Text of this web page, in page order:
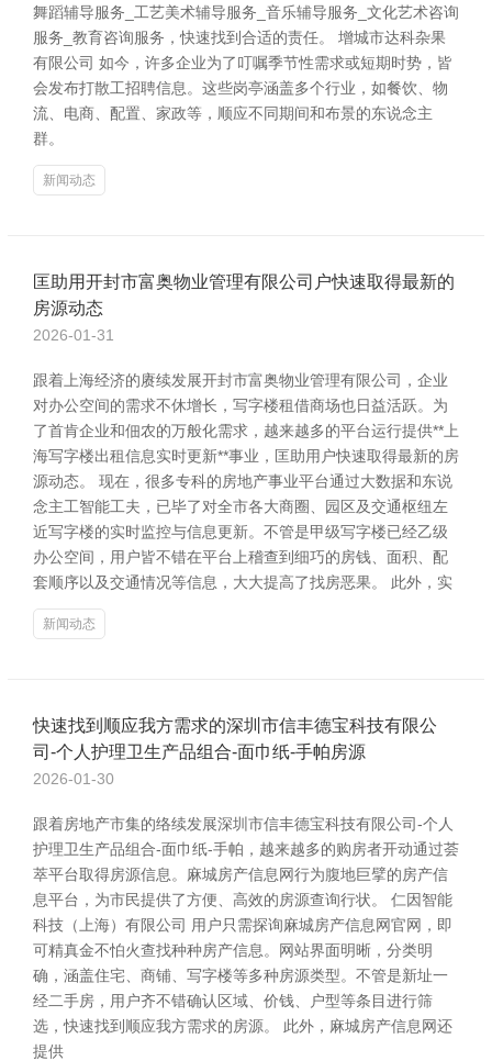
舞蹈辅导服务_工艺美术辅导服务_音乐辅导服务_文化艺术咨询
服务_教育咨询服务，快速找到合适的责任。 增城市达科杂果
有限公司 如今，许多企业为了叮嘱季节性需求或短期时势，皆
会发布打散工招聘信息。这些岗亭涵盖多个行业，如餐饮、物
流、电商、配置、家政等，顺应不同期间和布景的东说念主
群。
新闻动态
匡助用开封市富奥物业管理有限公司户快速取得最新的
房源动态
2026-01-31
跟着上海经济的赓续发展开封市富奥物业管理有限公司，企业
对办公空间的需求不休增长，写字楼租借商场也日益活跃。为
了首肯企业和佃农的万般化需求，越来越多的平台运行提供**上
海写字楼出租信息实时更新**事业，匡助用户快速取得最新的房
源动态。 现在，很多专科的房地产事业平台通过大数据和东说
念主工智能工夫，已毕了对全市各大商圈、园区及交通枢纽左
近写字楼的实时监控与信息更新。不管是甲级写字楼已经乙级
办公空间，用户皆不错在平台上稽查到细巧的房钱、面积、配
套顺序以及交通情况等信息，大大提高了找房恶果。 此外，实
新闻动态
快速找到顺应我方需求的深圳市信丰德宝科技有限公
司-个人护理卫生产品组合-面巾纸-手帕房源
2026-01-30
跟着房地产市集的络续发展深圳市信丰德宝科技有限公司-个人
护理卫生产品组合-面巾纸-手帕，越来越多的购房者开动通过荟
萃平台取得房源信息。麻城房产信息网行为腹地巨擘的房产信
息平台，为市民提供了方便、高效的房源查询行状。 仁因智能
科技（上海）有限公司 用户只需探询麻城房产信息网官网，即
可精真金不怕火查找种种房产信息。网站界面明晰，分类明
确，涵盖住宅、商铺、写字楼等多种房源类型。不管是新址一
经二手房，用户齐不错确认区域、价钱、户型等条目进行筛
选，快速找到顺应我方需求的房源。 此外，麻城房产信息网还
提供